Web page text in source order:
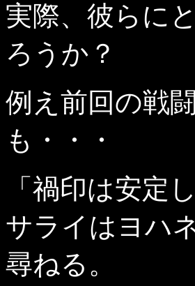
実際、彼らに
ろうか？
例え前回の戦
も・・・
「禍印は安定
サライはヨハ
尋ねる。